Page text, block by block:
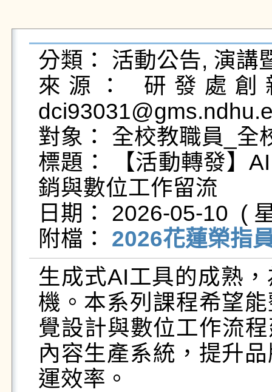
分類： 活動公告, 演講
來源： 研發處
對象： 全校教職員_全
標題： 【活動轉發】
銷與數位工作留流
日期： 2026-05-10  (
附檔： 2026花蓮榮指
生成式AI工具的成熟
機。本系列課程希望
覺設計與數位工作流
內容生產系統，提升
運效率。